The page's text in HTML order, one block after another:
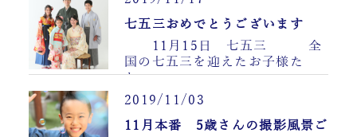
七五三おめでとうございます
11月15日 七五三 全
国の七五三を迎えたお子様た
ち………
2019/11/03
11月本番 5歳さんの撮影風景ご